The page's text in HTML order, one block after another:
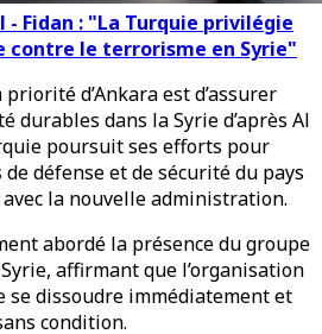
- Fidan : "La Turquie privilégie
le terrorisme en Syrie"
d’Ankara est d’assurer
durables dans la Syrie d’après Al
poursuit ses efforts pour
défense et de sécurité du pays
la nouvelle administration.
abordé la présence du groupe
affirmant que l’organisation
se dissoudre immédiatement et
condition.